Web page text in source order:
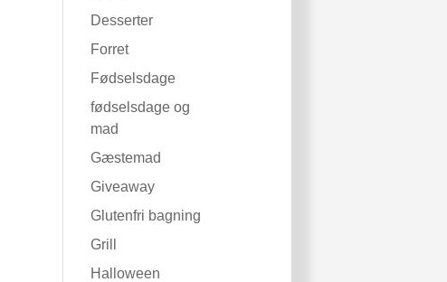
Desserter
Forret
Fødselsdage
fødselsdage og
mad
Gæstemad
Giveaway
Glutenfri bagning
Grill
Halloween